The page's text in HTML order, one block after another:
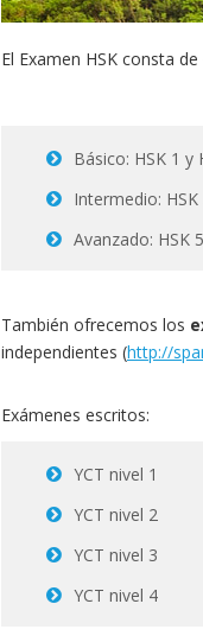
El Examen HSK consta
Básico: HSK 1 y
Intermedio: HSK
Avanzado: HSK
También ofrecemos los
independientes (http://
Exámenes escritos:
YCT nivel 1
YCT nivel 2
YCT nivel 3
YCT nivel 4